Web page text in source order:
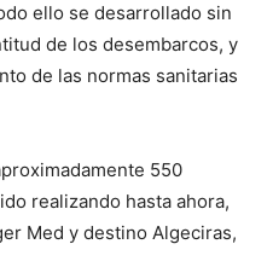
ello se desarrollado sin
de los desembarcos, y
de las normas sanitarias
550
realizando hasta ahora,
Med y destino Algeciras,